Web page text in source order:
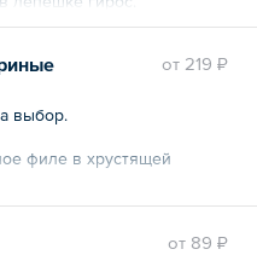
oт 219 ₽
выбор.
филе в хрустящей
oт 89 ₽